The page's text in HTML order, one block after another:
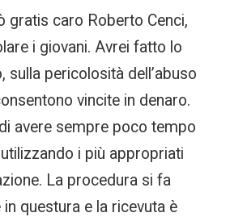
gratis caro Roberto Cenci,
i giovani. Avrei fatto lo
sulla pericolosità dell’abuso
vincite in denaro.
avere sempre poco tempo
i più appropriati
La procedura si fa
questura e la ricevuta è